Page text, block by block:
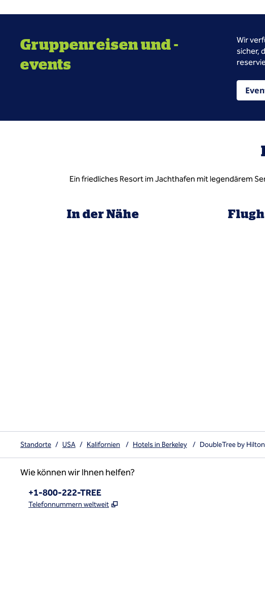
Gruppenreisen und -
events
Wir
sicher,
Ein friedliches Resort im Jachthafen mit legendärem
In der Nähe
Standorte / USA / Kalifornien / Hotels in Berkeley / DoubleTree by
Wie können wir Ihnen helfen?
Telefon:
+1-800-222-TREE
Telefonnummern weltweit ,